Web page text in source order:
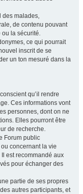
des malades,
de contenu pouvant
ou la sécurité.
ce qui pourrait
inscrit de se
un ton mesuré dans la
qu’il rendre
Ces informations vont
personnes, dont on ne
Elles pourront être
de recherche.
Forum public
concernant la vie
est recommandé aux
pour échanger des
partie de ses propres
autres participants, et